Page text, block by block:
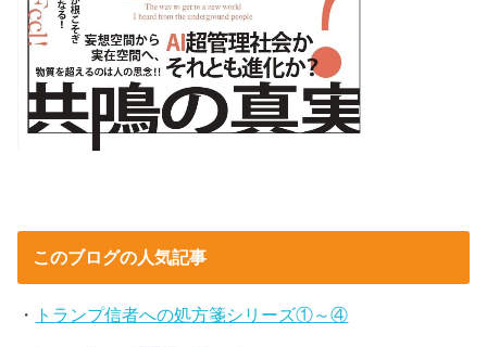
このブログの人気記事
・ トランプ信者への処方箋シリーズ①～④